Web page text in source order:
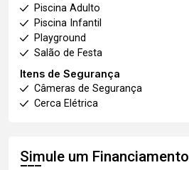
Piscina Adulto
Piscina Infantil
Playground
Salão de Festa
Itens de Segurança
Câmeras de Segurança
Cerca Elétrica
Simule um Financiamento